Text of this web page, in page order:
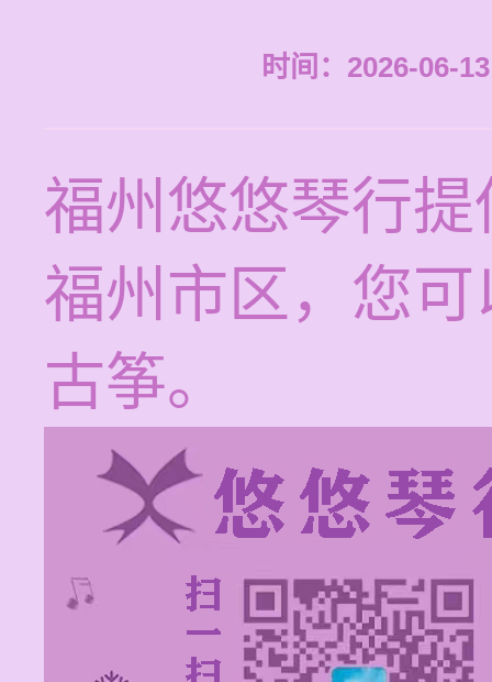
时间：2026-06-
福州悠悠琴行
福州市区，您
古筝。